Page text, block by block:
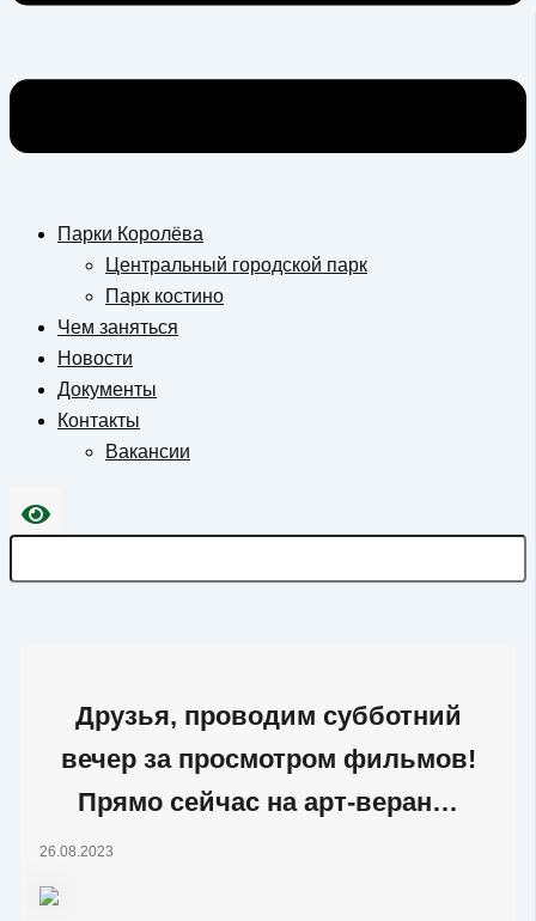
Парки Королёва
Центральный городской парк
Парк костино
Чем заняться
Новости
Документы
Контакты
Вакансии
Друзья, проводим субботний
вечер за просмотром фильмов!
Прямо сейчас на арт-веран…
26.08.2023